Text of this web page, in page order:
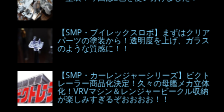
【SMP・ブイレックスロボ】まずはクリア
パーツの塗装から！透明度を上げ、ガラス
のような質感に！！
【SMP・カーレンジャーシリーズ】ビクト
レーラー商品化決定！久々の母艦メカ立体
化！VRVマシン＆レンジャービークル収納
が楽しみすぎるぞおおおお！！